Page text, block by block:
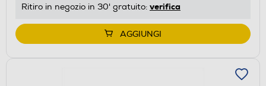
Ritiro in negozio in 30' gratuito: verifica
AGGIUNGI